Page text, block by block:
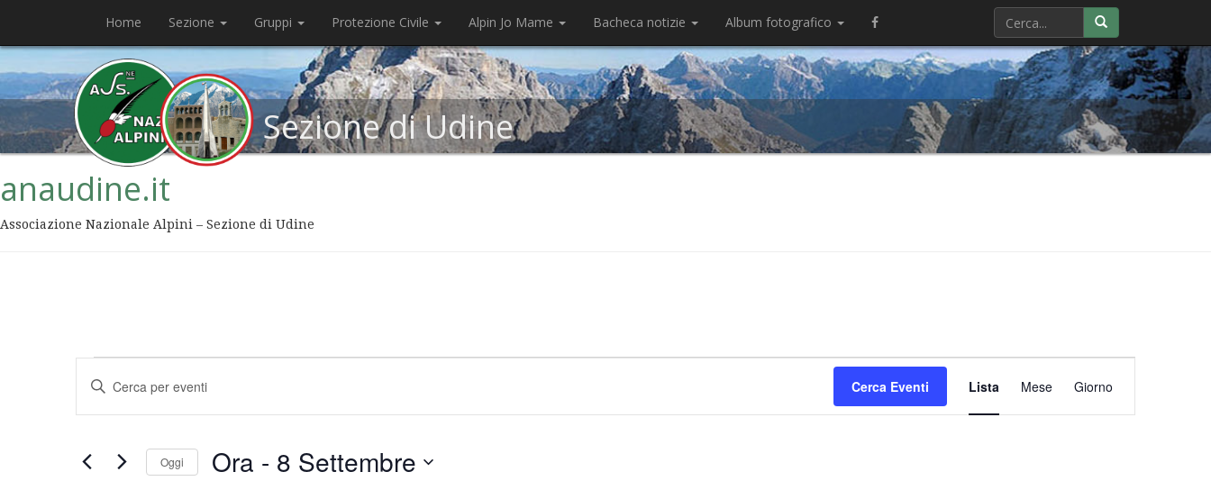
Home Sezione Gruppi Protezione Civile Alpin Jo Mame Bacheca notizie Album fotografico
Sezione di Udine
anaudine.it
Associazione Nazionale Alpini – Sezione di Udine
Eventi
Ricerca
viste
Inserisci
Parola
Chiave.
per
Cerca Eventi
Evento
Viste
Navigazione
Lista Mese Giorno
Oggi Ora - 8 Settembre